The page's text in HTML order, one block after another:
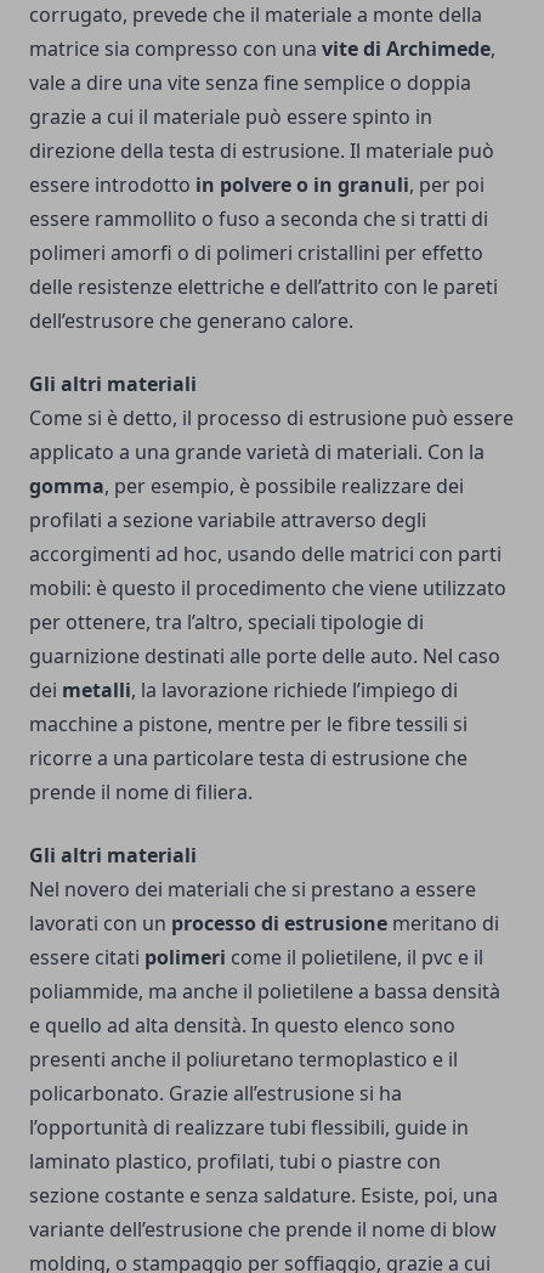
corrugato, prevede che il materiale a monte della
matrice sia compresso con una vite di Archimede,
vale a dire una vite senza fine semplice o doppia
grazie a cui il materiale può essere spinto in
direzione della testa di estrusione. Il materiale può
essere introdotto in polvere o in granuli, per poi
essere rammollito o fuso a seconda che si tratti di
polimeri amorfi o di polimeri cristallini per effetto
delle resistenze elettriche e dell’attrito con le pareti
dell’estrusore che generano calore.
Gli altri materiali
Come si è detto, il processo di estrusione può essere
applicato a una grande varietà di materiali. Con la
gomma, per esempio, è possibile realizzare dei
profilati a sezione variabile attraverso degli
accorgimenti ad hoc, usando delle matrici con parti
mobili: è questo il procedimento che viene utilizzato
per ottenere, tra l’altro, speciali tipologie di
guarnizione destinati alle porte delle auto. Nel caso
dei metalli, la lavorazione richiede l’impiego di
macchine a pistone, mentre per le fibre tessili si
ricorre a una particolare testa di estrusione che
prende il nome di filiera.
Gli altri materiali
Nel novero dei materiali che si prestano a essere
lavorati con un processo di estrusione meritano di
essere citati polimeri come il polietilene, il pvc e il
poliammide, ma anche il polietilene a bassa densità
e quello ad alta densità. In questo elenco sono
presenti anche il poliuretano termoplastico e il
policarbonato. Grazie all’estrusione si ha
l’opportunità di realizzare tubi flessibili, guide in
laminato plastico, profilati, tubi o piastre con
sezione costante e senza saldature. Esiste, poi, una
variante dell’estrusione che prende il nome di blow
molding, o stampaggio per soffiaggio, grazie a cui